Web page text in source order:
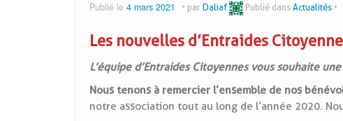
Publié le 4 mars 2021 par Daliaf Publié dansActualités
Les nouvelles d’Entraides
L’équipe d’Entraides Citoyennes vous souhaite
Nous tenons à remercier l’ensemble de nos
notre association tout au long de l’année 2020.